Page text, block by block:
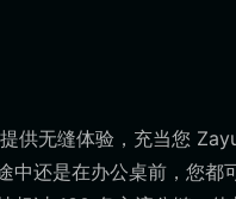
供无缝体验，充当您
还是在办公桌前，您都